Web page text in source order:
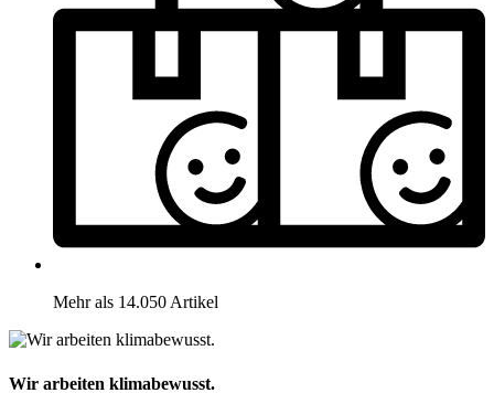
Mehr als 14.050 Artikel
Wir arbeiten klimabewusst.